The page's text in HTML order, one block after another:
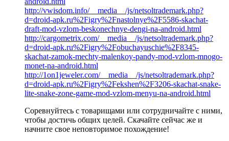
http://vwisdom.info/__media__/js/netsoltrademark.php?
d=droid-apk.ru%2Figry%2Fnastolnye%2F5586-skachat-
draft-mod-vzlom-beskonechnye-dengi-na-android.html
http://cargometrix.com/__media__/js/netsoltrademark.php?
d=droid-apk.ru%2Figry%2Fobuchayuschie%2F8345-
skachat-zamok-mechty-malenkoy-pandy-mod-vzlom-mnogo-
monet-na-android.html
http://1on1jeweler.com/__media__/js/netsoltrademark.php?
d=droid-apk.ru%2Figry%2Fekshen%2F3206-skachat-snake-
lite-snake-zone-game-mod-vzlom-menyu-na-android.html
Соревнуйтесь с товарищами или сотрудничайте с ними,
чтобы достичь общих целей. Скачайте сейчас же и
начните свое неповторимое похождение!